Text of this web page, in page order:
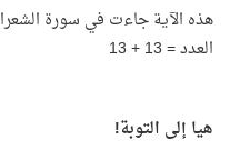
العدد = 13 + 13
هيا إلى التوبة!